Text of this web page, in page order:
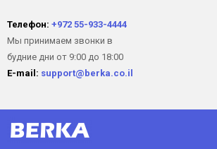
Телефон: +972 55-933-4444
Мы принимаем звонки в
будние дни от 9:00 до 18:00
E-mail: support@berka.co.il